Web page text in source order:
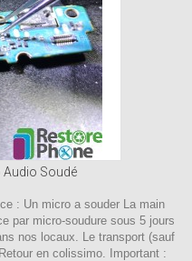
Soudé
: Un micro a souder La main
par micro-soudure sous 5 jours
nos locaux. Le transport (sauf
en colissimo. Important :